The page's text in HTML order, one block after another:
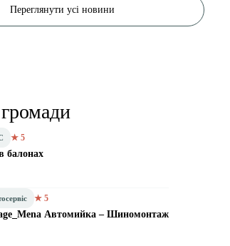
Переглянути усі новини
★ 5
балонах
★ 5
Автомийка – Шиномонтаж